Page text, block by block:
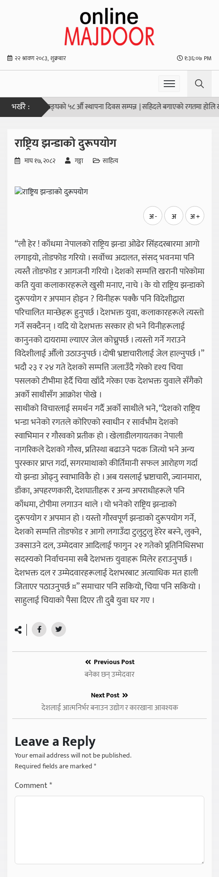
२२ श्रावण २०८३, शुक्रबार १:३६:०७ PM
भर्खरै :
किसान सङ्घको ५८ औँ स्थापना दिवस सम्पन्न |सहिदले बगाएको रगतमा होलि
राष्ट्रिय झन्डाको दुरूपयोग
माघ १७, २०८२ गङ्गा साहित्य
अ - अ अ +
“लौ हेर ! काँधमा नेपालको राष्ट्रिय झन्डा ओढेर सिंहदरबारमा आगो
लगाइयो, तोडफोड गरियो । सर्वोच्च अदालत, संसद् भवनमा पनि
त्यस्तै तोडफोड र आगजनी गरियो । देशको सम्पत्ति खरानी पारेकोमा
कति युवा कलाकारहरूले खुसी मनाए, नाचे । के यो राष्ट्रिय झन्डाको
दुरूपयोग र अपमान होइन ? यिनीहरू पक्कै पनि विदेशीद्वारा
परिचालित मान्छेहरू हुनुपर्छ । देशभक्त युवा, कलाकारहरूले त्यस्तो
गर्ने सक्दैनन् । यदि यो देशभक्त सरकार हो भने यिनीहरूलाई
कानुनको दायरामा ल्याएर जेल कोच्नुपर्छ । त्यस्तो गर्ने गराउने
विदेशीलाई औँलो उठाउनुपर्छ । दोषी भ्रष्टाचारीलाई जेल हाल्नुपर्छ ।”
भदौ २३ र २४ गते देशको सम्पत्ति जलाउँदै गरेको दृश्य चिया
पसलको टीभीमा हेर्दै चिया खाँदै गरेका एक देशभक्त युवाले सँगैको
अर्को साथीसँग आक्रोश पोखे ।
साथीको विचारलाई समर्थन गर्दै अर्को साथीले भने, “देशको राष्ट्रिय
भन्डा भनेको रगतले कोरिएको स्वाधीन र सार्वभौम देशको
स्वाभिमान र गौरवको प्रतीक हो । खेलाडीलगायतका नेपाली
नागरिकले देशको गौरव, प्रतिस्था बढाउने पदक जित्यो भने अन्य
पुरस्कार प्राप्त गर्दा, सगरमाथाको कीर्तिमानी सफल आरोहण गर्दा
यो झन्डा ओढ्नु स्वाभाविकै हो । अब यसलाई भ्रष्टाचारी, ज्यानमारा,
डाँका, अपहरणकारी, देशघातीहरू र अन्य अपराधीहरूले पनि
काँधमा, टोपीमा लगाउन थाले । यो भनेको राष्ट्रिय झन्डाको
दुरूपयोग र अपमान हो । यस्तो गौरवपूर्ण झन्डाको दुरूपयोग गर्ने,
देशको सम्पत्ति तोडफोड र आगो लगाउँदा टुलुटुलु हेरेर बस्ने, लुक्ने,
उक्साउने दल, उम्मेदवार आदिलाई फागुन २१ गतेको प्र्रतिनिधिसभा
सदस्यको निर्वाचनमा सबै देशभक्त युवाहरू मिलेर हराउनुपर्छ ।
देशभक्त दल र उम्मेदवारहरूलाई देशभरबाट अत्याधिक मत हाली
जिताएर पठाउनुपर्छ ¤” समाचार पनि सकियो, चिया पनि सकियो ।
साहुलाई चियाको पैसा दिएर ती दुबै युवा घर गए ।
Previous Post
बनेका छन् उम्मेदवार
Next Post
देशलाई आत्मनिर्भर बनाउन उद्योग र कारखाना आवश्यक
Leave a Reply
Your email address will not be published.
Required fields are marked*
Comment*